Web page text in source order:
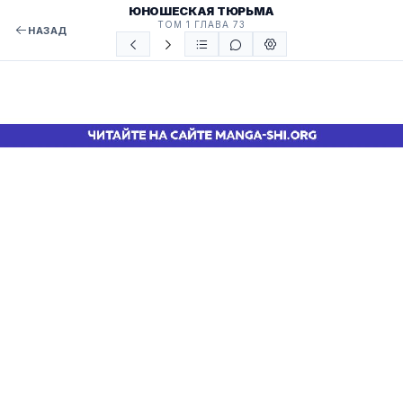
НАЗАД
ЮНОШЕСКАЯ ТЮРЬМА
ТОМ 1 ГЛАВА 73